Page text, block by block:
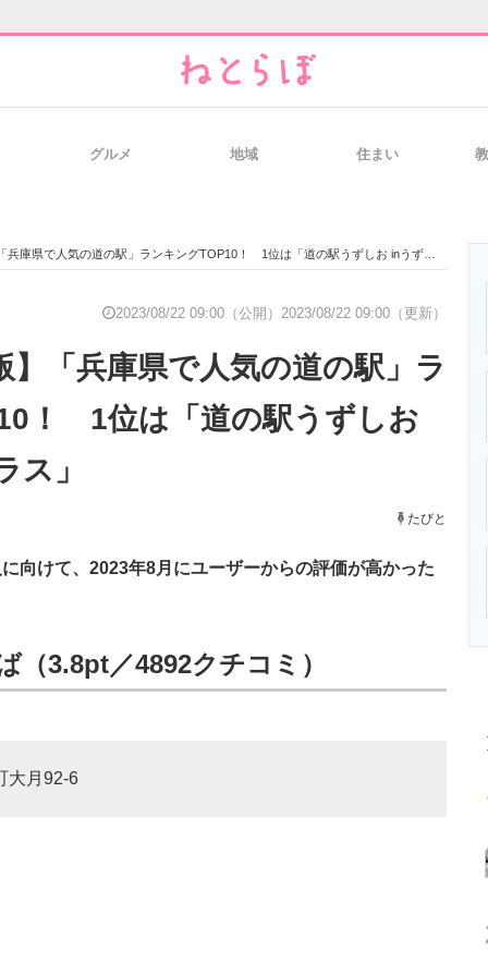
経営リーダー
製造業のIT導入
エネルギーの
グルメ 地域 住まい
庫県で人気の道の駅」ランキングTOP10！ 1位は「道の駅うずしお inうずまちテラス」
2023/08/22 09:00（公開） 2023/08/22 09:00（更新）
】「兵庫県で人気の道の駅」ラ
！ 1位は「道の駅うずしお
ス」
たびと
向けて、2023年8月にユーザーからの評価が高かった
（3.8pt／4892クチコミ）
大月92-6